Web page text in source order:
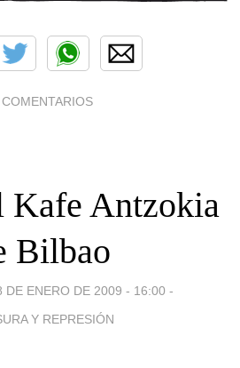
Kafe Antzokia
Bilbao
DE ENERO DE 2009 - 16:00 -
Y REPRESIÓN